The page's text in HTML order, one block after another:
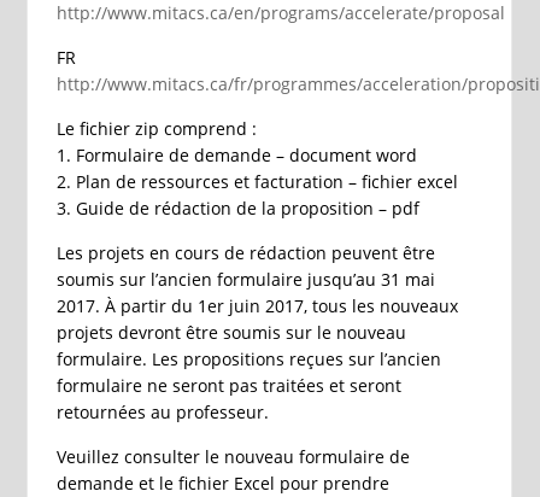
http://www.mitacs.ca/en/programs/accelerate/proposal
FR
http://www.mitacs.ca/fr/programmes/acceleration/
Le fichier zip comprend :
1. Formulaire de demande – document word
2. Plan de ressources et facturation – fichier excel
3. Guide de rédaction de la proposition – pdf
Les projets en cours de rédaction peuvent être
soumis sur l’ancien formulaire jusqu’au 31 mai
2017. À partir du 1er juin 2017, tous les nouveaux
projets devront être soumis sur le nouveau
formulaire. Les propositions reçues sur l’ancien
formulaire ne seront pas traitées et seront
retournées au professeur.
Veuillez consulter le nouveau formulaire de
demande et le fichier Excel pour prendre